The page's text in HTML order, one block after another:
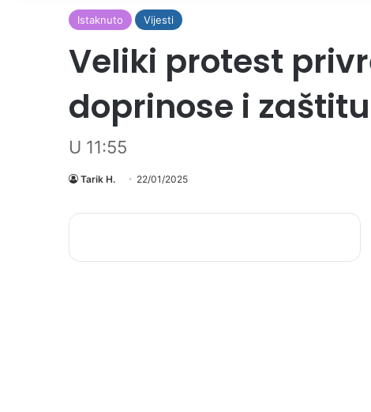
Istaknuto Vijesti
Veliki protest
doprinose i
U 11:55
Tarik H. 22/01/2025